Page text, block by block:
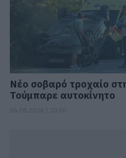
Νέο σοβαρό τροχαίο
Τούμπαρε αυτοκίνητο